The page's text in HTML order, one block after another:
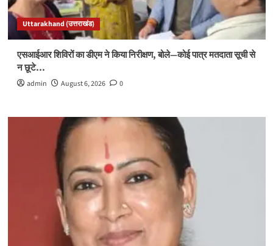
Uttarakhand (उत्तराखंड)
एसआईआर शिविरों का डीएम ने किया निरीक्षण, बोले—कोई पात्र मतदाता सूची से
न छूटे…
admin August 6, 2026 0